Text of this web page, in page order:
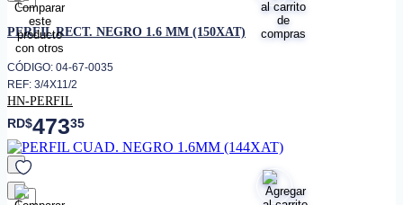
favorito
PERFIL RECT. NEGRO 1.6 MM (150XAT)
CÓDIGO: 04-67-0035
REF: 3/4X11/2
HN-PERFIL
RD$47335